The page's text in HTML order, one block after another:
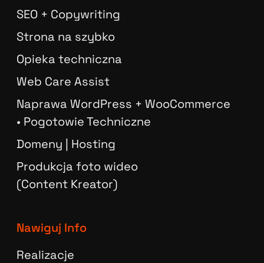
SEO + Copywriting
Strona na szybko
Opieka techniczna
Web Care Assist
Naprawa WordPress + WooCommerce
• Pogotowie Techniczne
Domeny | Hosting
Produkcja foto wideo
(Content Kreator)
Nawiguj Info
Realizacje